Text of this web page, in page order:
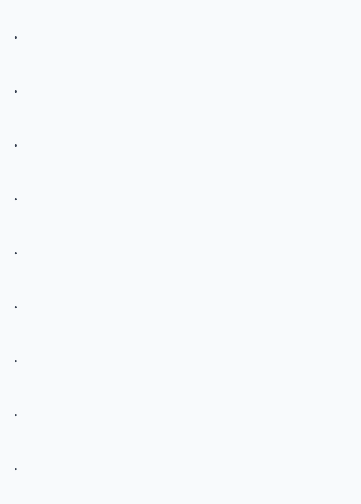
.
.
.
.
.
.
.
.
.